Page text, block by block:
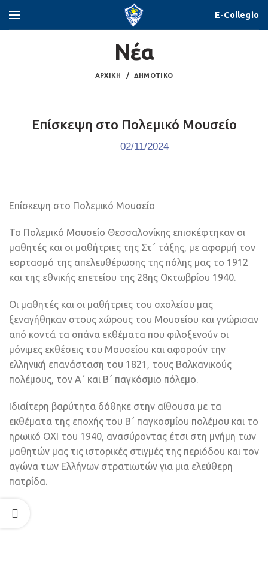
E-Collegio
Νέα
ΑΡΧΙΚΉ ΔΗΜΟΤΙΚΌ
Επίσκεψη στο Πολεμικό Μουσείο
02/11/2024
Επίσκεψη στο Πολεμικό Μουσείο
Το Πολεμικό Μουσείο Θεσσαλονίκης επισκέφτηκαν οι
μαθητές και οι μαθήτριες της Στ΄ τάξης, με αφορμή τον
εορτασμό της απελευθέρωσης της πόλης μας το 1912
και της εθνικής επετείου της 28ης Οκτωβρίου 1940.
Οι μαθητές και οι μαθήτριες του σχολείου μας
ξεναγήθηκαν στους χώρους του Μουσείου και γνώρισαν
από κοντά τα σπάνα εκθέματα που φιλοξενούν οι
μόνιμες εκθέσεις του Μουσείου και αφορούν την
ελληνική επανάσταση του 1821, τους Βαλκανικούς
πολέμους, τον Α΄ και Β΄ παγκόσμιο πόλεμο.
Ιδιαίτερη βαρύτητα δόθηκε στην αίθουσα με τα
εκθέματα της εποχής του Β΄ παγκοσμίου πολέμου και το
ηρωικό ΟΧΙ του 1940, ανασύροντας έτσι στη μνήμη των
μαθητών μας τις ιστορικές στιγμές της περιόδου και τον
αγώνα των Ελλήνων στρατιωτών για μια ελεύθερη
πατρίδα.